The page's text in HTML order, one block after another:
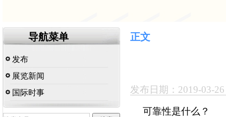
导航菜单
发布
展览新闻
国际时事
正文
发布日期：2019-03-
可靠性是什么？